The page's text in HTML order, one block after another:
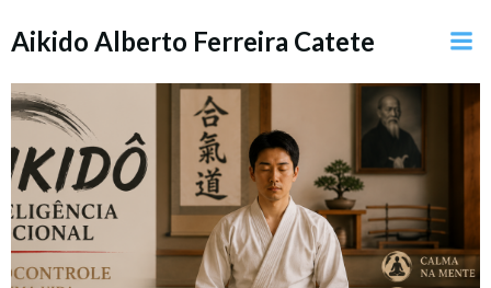
para
conteúdo
Aikido Alberto Ferreira Catete